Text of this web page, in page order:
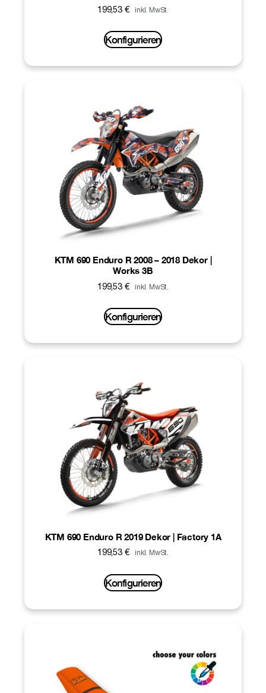
199,53 € inkl. MwSt.
Konfigurieren
KTM 690 Enduro R 2008 – 2018 Dekor |
Works 3B
199,53 € inkl. MwSt.
Konfigurieren
KTM 690 Enduro R 2019 Dekor | Factory 1A
199,53 € inkl. MwSt.
Konfigurieren